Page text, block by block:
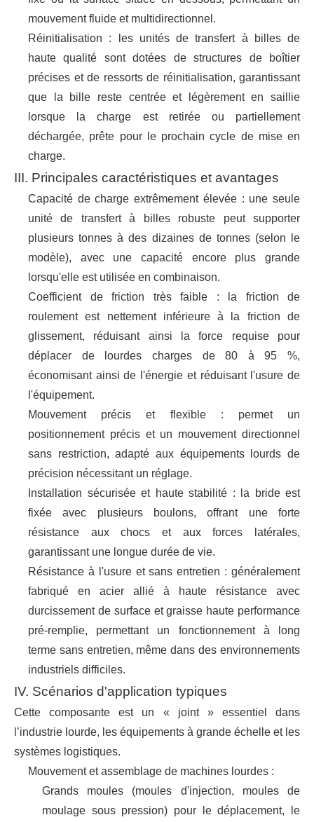
mouvement fluide et multidirectionnel.
Réinitialisation : les unités de transfert à billes de
haute qualité sont dotées de structures de boîtier
précises et de ressorts de réinitialisation, garantissant
que la bille reste centrée et légèrement en saillie
lorsque la charge est retirée ou partiellement
déchargée, prête pour le prochain cycle de mise en
charge.
III. Principales caractéristiques et avantages
Capacité de charge extrêmement élevée : une seule
unité de transfert à billes robuste peut supporter
plusieurs tonnes à des dizaines de tonnes (selon le
modèle), avec une capacité encore plus grande
lorsqu'elle est utilisée en combinaison.
Coefficient de friction très faible : la friction de
roulement est nettement inférieure à la friction de
glissement, réduisant ainsi la force requise pour
déplacer de lourdes charges de 80 à 95 %,
économisant ainsi de l'énergie et réduisant l'usure de
l'équipement.
Mouvement précis et flexible : permet un
positionnement précis et un mouvement directionnel
sans restriction, adapté aux équipements lourds de
précision nécessitant un réglage.
Installation sécurisée et haute stabilité : la bride est
fixée avec plusieurs boulons, offrant une forte
résistance aux chocs et aux forces latérales,
garantissant une longue durée de vie.
Résistance à l'usure et sans entretien : généralement
fabriqué en acier allié à haute résistance avec
durcissement de surface et graisse haute performance
pré-remplie, permettant un fonctionnement à long
terme sans entretien, même dans des environnements
industriels difficiles.
IV. Scénarios d'application typiques
Cette composante est un « joint » essentiel dans
l’industrie lourde, les équipements à grande échelle et les
systèmes logistiques.
Mouvement et assemblage de machines lourdes :
Grands moules (moules d'injection, moules de
moulage sous pression) pour le déplacement, le